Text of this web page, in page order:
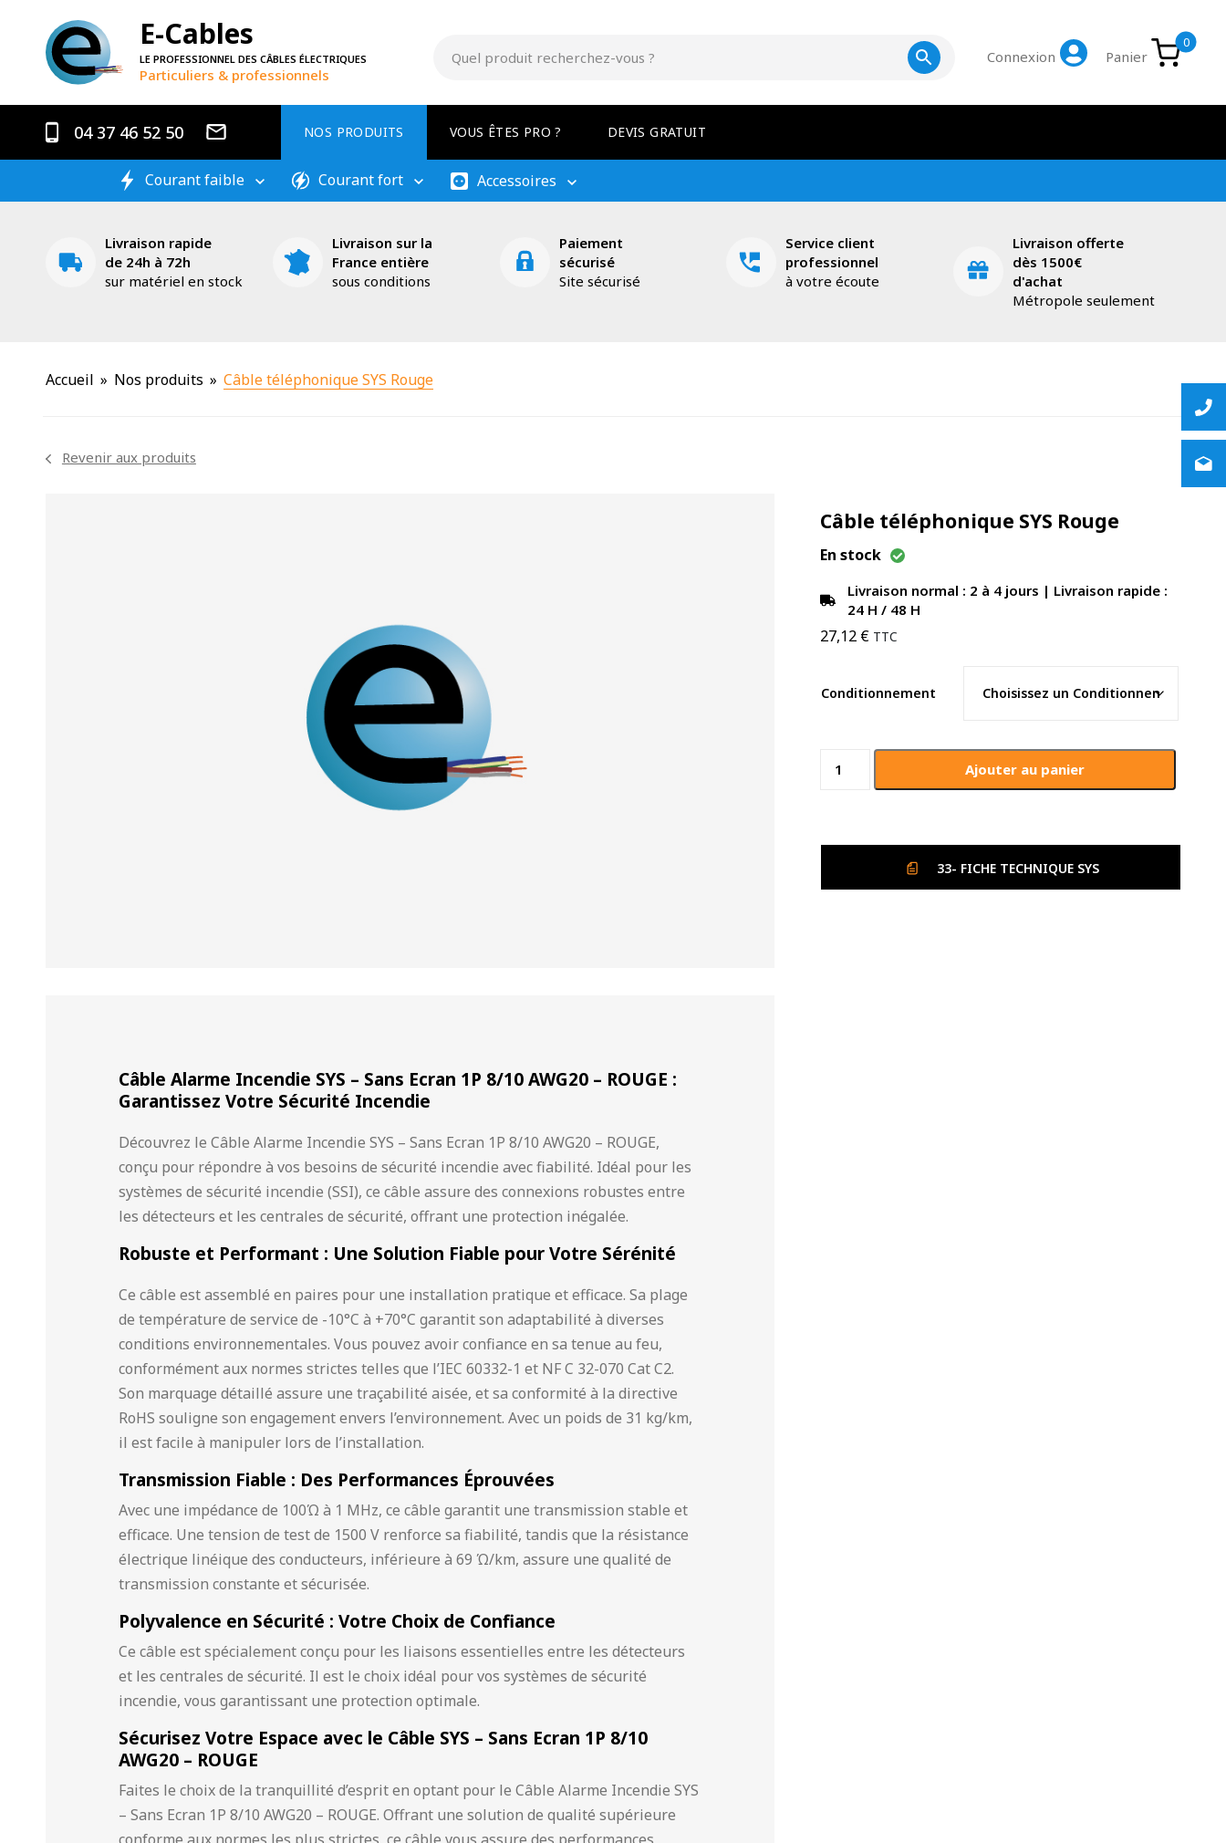
E-Cables
LE PROFESSIONNEL DES CÂBLES ÉLECTRIQUES
Particuliers & professionnels
Connexion Panier
0
04 37 46 52 50 NOS PRODUITS VOUS ÊTES PRO ? DEVIS GRATUIT
Courant faible Courant fort Accessoires
Livraison rapide
de 24h à 72h
sur matériel en stock
Livraison sur la
France entière
sous conditions
Paiement
sécurisé
Site sécurisé
Service client
professionnel
à votre écoute
Livraison offerte
dès 1500€
d'achat
Métropole seulement
Accueil » Nos produits » Câble téléphonique SYS Rouge
Revenir aux produits
Câble Alarme Incendie SYS – Sans Ecran 1P 8/10 AWG20 – ROUGE :
Garantissez Votre Sécurité Incendie
Découvrez le Câble Alarme Incendie SYS – Sans Ecran 1P 8/10 AWG20 – ROUGE,
conçu pour répondre à vos besoins de sécurité incendie avec fiabilité. Idéal pour les
systèmes de sécurité incendie (SSI), ce câble assure des connexions robustes entre
les détecteurs et les centrales de sécurité, offrant une protection inégalée.
Robuste et Performant : Une Solution Fiable pour Votre Sérénité
Ce câble est assemblé en paires pour une installation pratique et efficace. Sa plage
de température de service de -10°C à +70°C garantit son adaptabilité à diverses
conditions environnementales. Vous pouvez avoir confiance en sa tenue au feu,
conformément aux normes strictes telles que l’IEC 60332-1 et NF C 32-070 Cat C2.
Son marquage détaillé assure une traçabilité aisée, et sa conformité à la directive
RoHS souligne son engagement envers l’environnement. Avec un poids de 31 kg/km,
il est facile à manipuler lors de l’installation.
Transmission Fiable : Des Performances Éprouvées
Avec une impédance de 100Ώ à 1 MHz, ce câble garantit une transmission stable et
efficace. Une tension de test de 1500 V renforce sa fiabilité, tandis que la résistance
électrique linéique des conducteurs, inférieure à 69 Ώ/km, assure une qualité de
transmission constante et sécurisée.
Polyvalence en Sécurité : Votre Choix de Confiance
Ce câble est spécialement conçu pour les liaisons essentielles entre les détecteurs
et les centrales de sécurité. Il est le choix idéal pour vos systèmes de sécurité
incendie, vous garantissant une protection optimale.
Sécurisez Votre Espace avec le Câble SYS – Sans Ecran 1P 8/10
AWG20 – ROUGE
Faites le choix de la tranquillité d’esprit en optant pour le Câble Alarme Incendie SYS
– Sans Ecran 1P 8/10 AWG20 – ROUGE. Offrant une solution de qualité supérieure
Câble téléphonique SYS Rouge
En stock
Livraison normal : 2 à 4 jours | Livraison rapide :
24 H / 48 H
27,12 € TTC
Conditionnement
SYS
Ajouter au panier
33- FICHE TECHNIQUE SYS